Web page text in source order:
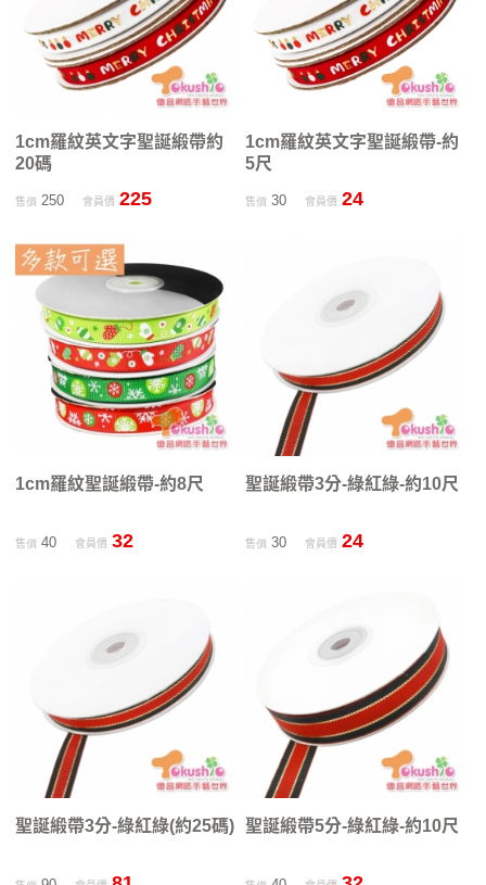
1cm羅紋英文字聖誕緞帶約
20碼
售價250 會員價 225
1cm羅紋英文字聖誕緞帶-約
5尺
售價 30 會員價 24
1cm羅紋聖誕緞帶-約8尺
售價40 會員價 32
聖誕緞帶3分-綠紅綠-約10尺
售價 30 會員價 24
聖誕緞帶3分-綠紅綠(約25碼) 聖誕緞帶5分-綠紅綠-約10尺